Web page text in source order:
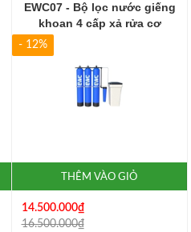
EWC07 - Bộ lọc nước giếng
khoan 4 cấp xả rửa cơ
- 12%
THÊM VÀO GIỎ
14.500.000₫
16.500.000₫